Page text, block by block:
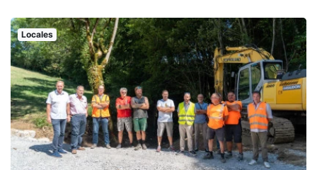
Locales